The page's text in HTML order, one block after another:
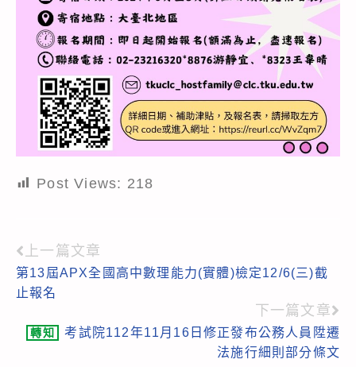
Post Views: 218
Read
more
上一篇文章
第13屆APX全國高中數理能力(實體)檢定12/6(三)截
止報名
下一篇文章
轉知
考試院112年11月16日修正發布公務人員陞遷
法施行細則部分條文